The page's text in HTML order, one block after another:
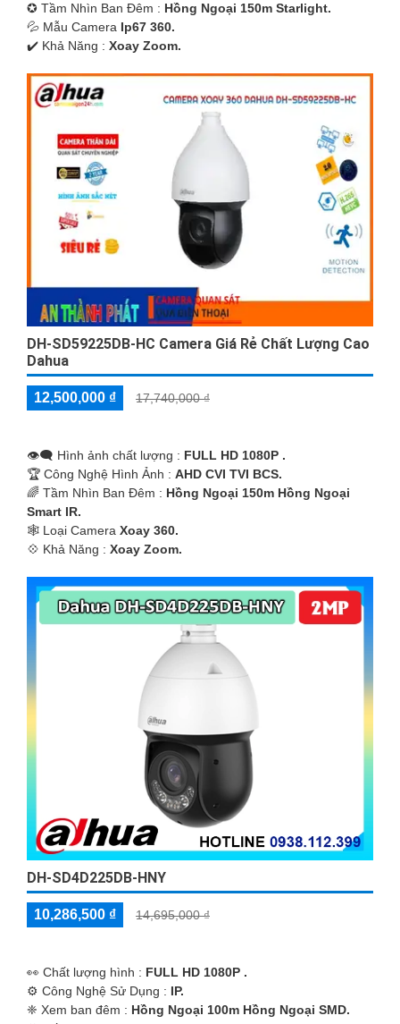
✪ Tầm Nhìn Ban Đêm : Hồng Ngoại 150m Starlight.
💦 Mẫu Camera Ip67 360.
️✔️ Khả Năng : Xoay Zoom.
DH-SD59225DB-HC Camera Giá Rẻ Chất Lượng Cao
Dahua
12,500,000 ₫ 17,740,000 ₫
👁️‍🗨 Hình ảnh chất lượng : FULL HD 1080P .
🏆 Công Nghệ Hình Ảnh : AHD CVI TVI BCS.
🌈 Tầm Nhìn Ban Đêm : Hồng Ngoại 150m Hồng Ngoại
Smart IR.
🕸️ Loại Camera Xoay 360.
️💠 Khả Năng : Xoay Zoom.
DH-SD4D225DB-HNY
10,286,500 ₫ 14,695,000 ₫
️👀 Chất lượng hình : FULL HD 1080P .
⚙ Công Nghệ Sử Dụng : IP.
❈ Xem ban đêm : Hồng Ngoại 100m Hồng Ngoại SMD.